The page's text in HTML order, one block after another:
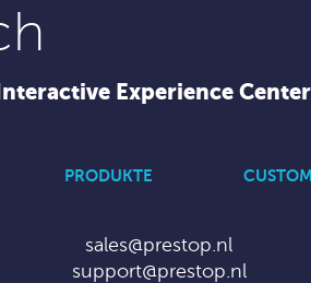
Experience
PRODUKTE CUSTOM
sales@prestop.nl
support@prestop.nl